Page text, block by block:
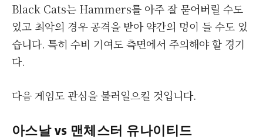
Black Cats는 Hammers를 아주 잘 묻어버릴 수도
있고 최악의 경우 공격을 받아 약간의 멍이 들 수도 있
습니다. 특히 수비 기여도 측면에서 주의해야 할 경기
다.
다음 게임도 관심을 불러일으킬 것입니다.
아스날 vs 맨체스터 유나이티드